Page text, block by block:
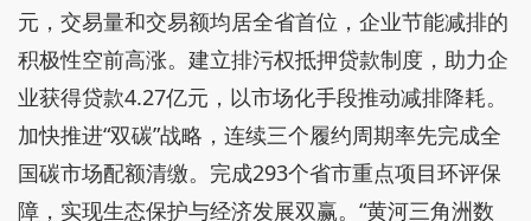
元，交易量和交易额均居全省首位，企业节能减排的
积极性空前高涨。建立排污权抵押贷款制度，助力企
业获得贷款4.27亿元，以市场化手段推动减排降耗。
加快推进“双碳”战略，连续三个履约周期率先完成全
国碳市场配额清缴。完成293个省市重点项目环评保
障，实现生态保护与经济发展双赢。“黄河三角洲数